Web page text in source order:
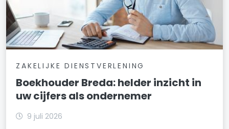
ZAKELIJKE DIENSTVERLENING
Boekhouder Breda: helder inzicht in
uw cijfers als ondernemer
9 juli 2026